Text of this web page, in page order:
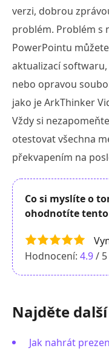
verzi, dobrou
problém. Problém s
PowerPointu
aktualizací
nebo opravou
jako je ArkThinker
Vždy si
otestovat všechna
překvapením na
Co si myslíte o
ohodnotíte tento
Hodnocení: 4.9/
Najděte
Jak nahrát